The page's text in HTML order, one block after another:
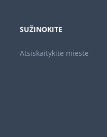
SUŽINOKITE
Atsiskaitykite mieste